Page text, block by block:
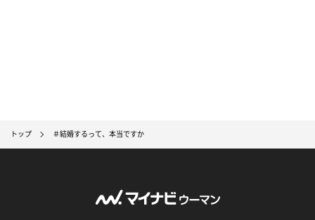
トップ ＃結婚するって、本当ですか